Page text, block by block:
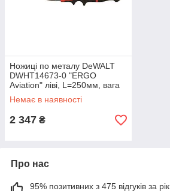
Ножиці по металу DeWALT
DWHT14673-0 "ERGO
Aviation" ліві, L=250мм, вага
420 г.
Немає в наявності
2 347 ₴
Про нас
95% позитивних з 475 відгуків за рік